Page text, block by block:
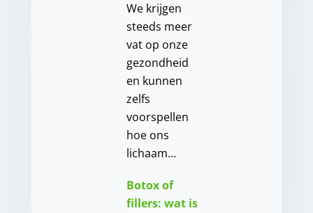
We krijgen
steeds meer
vat op onze
gezondheid
en kunnen
zelfs
voorspellen
hoe ons
lichaam…
Botox of
fillers: wat is